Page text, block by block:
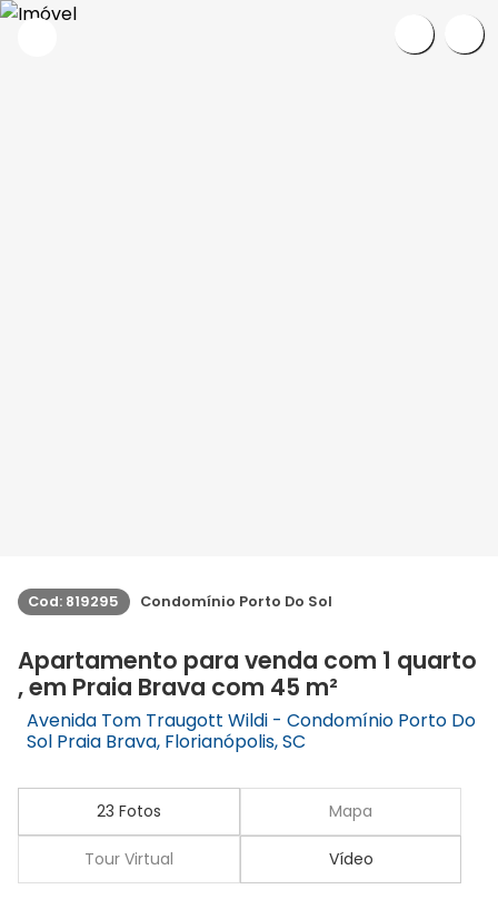
Cod: 819295 Condomínio Porto Do Sol
Apartamento para venda com 1 quarto
, em Praia Brava com 45 m²
Avenida Tom Traugott Wildi - Condomínio Porto Do
Sol Praia Brava, Florianópolis, SC
23 Fotos Mapa
Tour Virtual Vídeo